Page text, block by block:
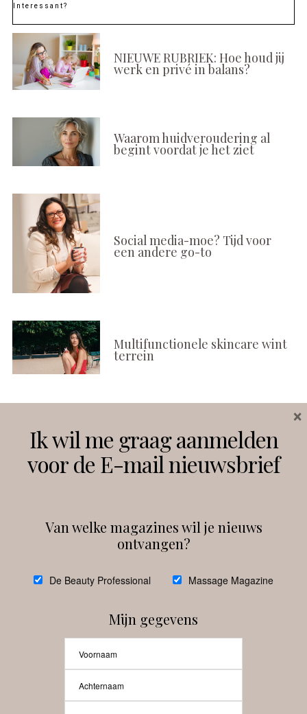
Interessant?
NIEUWE RUBRIEK: Hoe houd jij
werk en privé in balans?
Waarom huidveroudering al
begint voordat je het ziet
Social media-moe? Tijd voor
een andere go-to
Multifunctionele skincare wint
terrein
Instagram Facebook
debeautyprofessional
Ik wil me graag aanmelden
voor de E-mail nieuwsbrief
Van welke magazines wil je nieuws
ontvangen?
De Beauty Professional Massage Magazine
Mijn gegevens
×